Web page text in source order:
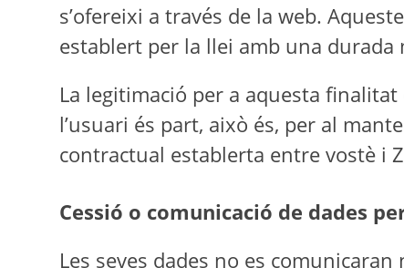
s’ofereixi a través de la web.
establert per la llei amb una durada
La legitimació per a aquesta
l’usuari és part, això és, per al
contractual establerta entre vostè i
Cessió o comunicació de dades
Les seves dades no es